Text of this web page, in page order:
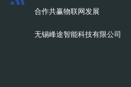
合作共赢物联网发展
无锡峰途智能科技有限公司